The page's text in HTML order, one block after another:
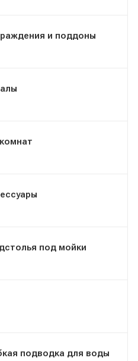
и поддоны
под мойки
подводка для воды